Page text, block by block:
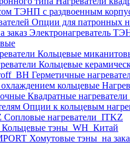
ТЭНП с раздвоенным
Опции для патронных
Электронагреватель
Кольцевые
Кольцевые
Герметичные
Квадратные
Опции к кольцевым
Cопловые нагреватели_ITKZ
Кольцевые тэны_WH_Китай
Хомутовые тэны_на